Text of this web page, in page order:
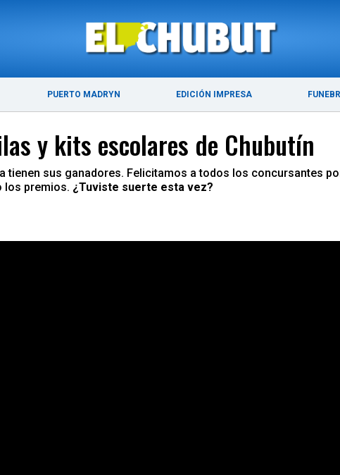
PUERTO MADRYN EDICIÓN IMPRESA
ÚLTIMAS NOTICIAS PUERTO MADRYN
y kits escolares de Chubutín
tienen sus ganadores. Felicitamos a todos los concursantes
los premios. ¿Tuviste suerte esta vez?